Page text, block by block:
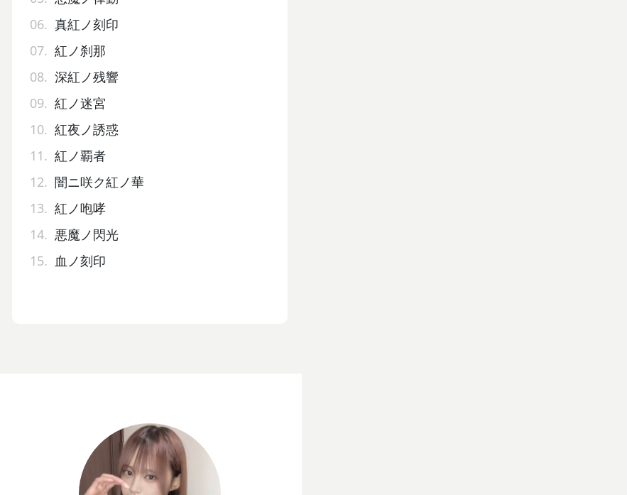
06. 真紅ノ刻印
07. 紅ノ刹那
08. 深紅ノ残響
09. 紅ノ迷宮
10. 紅夜ノ誘惑
11. 紅ノ覇者
12. 闇ニ咲ク紅ノ華
13. 紅ノ咆哮
14. 悪魔ノ閃光
15. 血ノ刻印